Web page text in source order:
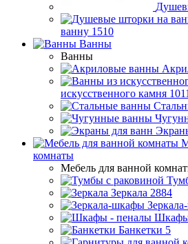
ванну 1510
Ванны
Ванны
искусственного камня 1011
комнаты
Мебель для ванной
Зеркала 2884
Банкетки 5